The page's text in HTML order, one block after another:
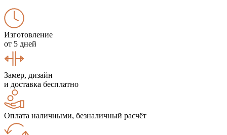
Изготовление
от 5 дней
Замер, дизайн
и доставка бесплатно
Оплата наличными, безналичный расчёт